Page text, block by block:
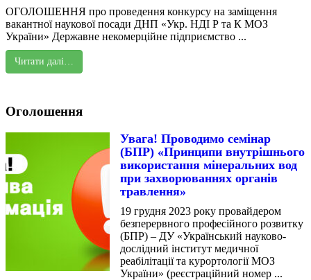
ОГОЛОШЕННЯ про проведення конкурсу на заміщення
вакантної наукової посади ДНП «Укр. НДІ Р та К МОЗ
України» Державне некомерційне підприємство ...
Читати далі…
Оголошення
Увага! Проводимо семінар
(БПР) «Принципи внутрішнього
використання мінеральних вод
при захворюваннях органів
травлення»
19 грудня 2023 року провайдером
безперервного професійного розвитку
(БПР) – ДУ «Український науково-
дослідний інститут медичної
реабілітації та курортології МОЗ
України» (реєстраційний номер ...